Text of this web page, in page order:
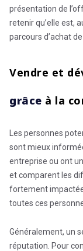
présentation de
retenir qu’elle est,
parcours d’achat
Vendre et
grâce à la
Les personnes
sont mieux
entreprise ou ont
et comparent les
fortement
toutes ces
Généralement, un
réputation. Pour